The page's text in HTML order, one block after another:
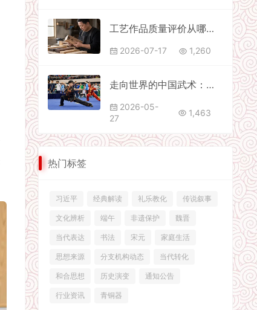
工艺作品质量评价从哪里开始
2026-07-17 1,260
走向世界的中国武术：从世青赛到青奥会的里程碑之路
2026-05-
27
1,463
热门标签
习近平 经典解读 礼乐教化 传说叙事
文化辨析 端午 非遗保护 魏晋
当代表达 书法 宋元 家庭生活
思想来源 分支机构动态 当代转化
和合思想 历史演变 通知公告
行业资讯 青铜器